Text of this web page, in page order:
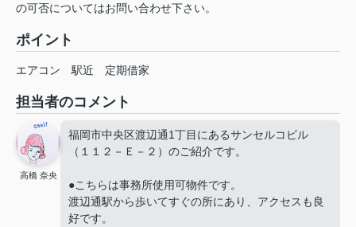
の可否についてはお問い合わせ下さい。
ポイント
エアコン 駅近 定期借家
担当者のコメント
高橋 奈央
福岡市中央区渡辺通1丁目にあるサンセルコビル
（１１２－Ｅ－２）のご紹介です。
●こちらは事務所使用可物件です。
渡辺通駅から歩いてすぐの所にあり、アクセスも良
好です。